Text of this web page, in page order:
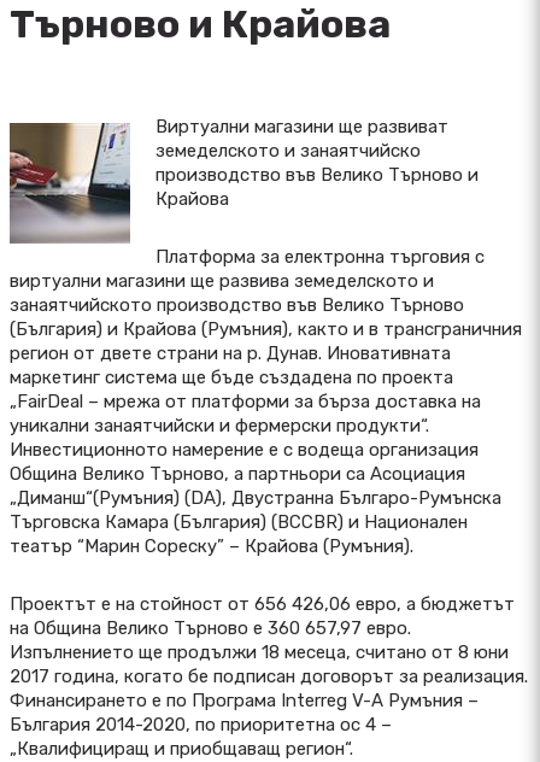
Търново и Крайова
Виртуални магазини ще развиват
земеделското и занаятчийско
производство във Велико Търново и
Крайова
Платформа за електронна търговия с
виртуални магазини ще развива земеделското и
занаятчийското производство във Велико Търново
(България) и Крайова (Румъния), както и в трансграничния
регион от двете страни на р. Дунав. Иновативната
маркетинг система ще бъде създадена по проекта
„FairDeal – мрежа от платформи за бърза доставка на
уникални занаятчийски и фермерски продукти“.
Инвестиционното намерение е с водеща организация
Община Велико Търново, а партньори са Асоциация
„Диманш“(Румъния) (DA), Двустранна Българо-Румънска
Търговска Камара (България) (BCCBR) и Национален
театър “Марин Сореску” – Крайова (Румъния).
Проектът е на стойност от 656 426,06 евро, а бюджетът
на Община Велико Търново е 360 657,97 евро.
Изпълнението ще продължи 18 месеца, считано от 8 юни
2017 година, когато бе подписан договорът за реализация.
Финансирането е по Програма Interreg V-A Румъния –
България 2014-2020, по приоритетна ос 4 –
„Квалифициращ и приобщаващ регион“.